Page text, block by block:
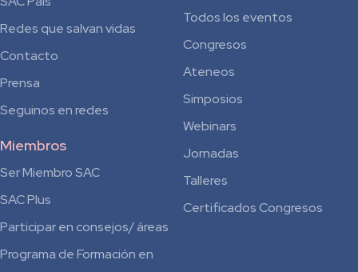
Redes que salvan vidas
Contacto
Prensa
Seguinos en redes
Miembros
Ser Miembro SAC
SAC Plus
Participar en consejos/ áreas
Programa de Formación en
Todos los eventos
Congresos
Ateneos
Simposios
Webinars
Jornadas
Talleres
Certificados Congresos